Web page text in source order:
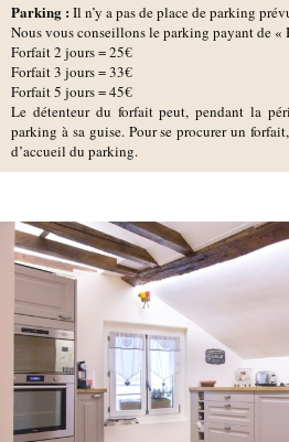
Parking : Il n’y a pas de place de parking
Nous vous conseillons le parking payant de «
Forfait 2 jours = 25€
Forfait 3 jours = 33€
Forfait 5 jours = 45€
Le détenteur du forfait peut, pendant la
parking à sa guise. Pour se procurer un
d’accueil du parking.